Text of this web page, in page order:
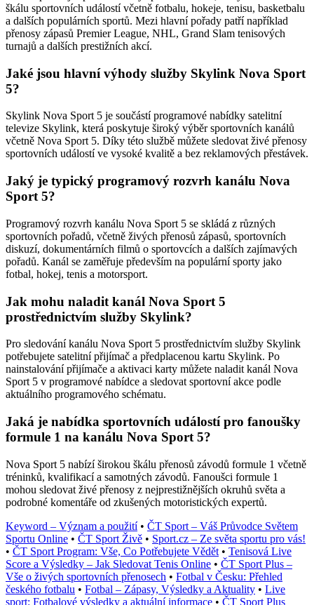
škálu sportovních událostí včetně fotbalu, hokeje, tenisu, basketbalu
a dalších populárních sportů. Mezi hlavní pořady patří například
přenosy zápasů Premier League, NHL, Grand Slam tenisových
turnajů a dalších prestižních akcí.
Jaké jsou hlavní výhody služby Skylink Nova Sport
5?
Skylink Nova Sport 5 je součástí programové nabídky satelitní
televize Skylink, která poskytuje široký výběr sportovních kanálů
včetně Nova Sport 5. Díky této službě můžete sledovat živé přenosy
sportovních událostí ve vysoké kvalitě a bez reklamových přestávek.
Jaký je typický programový rozvrh kanálu Nova
Sport 5?
Programový rozvrh kanálu Nova Sport 5 se skládá z různých
sportovních pořadů, včetně živých přenosů zápasů, sportovních
diskuzí, dokumentárních filmů o sportovcích a dalších zajímavých
pořadů. Kanál se zaměřuje především na populární sporty jako
fotbal, hokej, tenis a motorsport.
Jak mohu naladit kanál Nova Sport 5
prostřednictvím služby Skylink?
Pro sledování kanálu Nova Sport 5 prostřednictvím služby Skylink
potřebujete satelitní přijímač a předplacenou kartu Skylink. Po
nainstalování přijímače a aktivaci karty můžete naladit kanál Nova
Sport 5 v programové nabídce a sledovat sportovní akce podle
aktuálního programového schématu.
Jaká je nabídka sportovních událostí pro fanoušky
formule 1 na kanálu Nova Sport 5?
Nova Sport 5 nabízí širokou škálu přenosů závodů formule 1 včetně
tréninků, kvalifikací a samotných závodů. Fanoušci formule 1
mohou sledovat živé přenosy z nejprestižnějších okruhů světa a
podrobné komentáře od zkušených motoristických expertů.
Keyword – Význam a použití• ČT Sport – Váš Průvodce Světem
Sportu Online • ČT Sport Živě • Sport.cz – Ze světa sportu pro vás!
• ČT Sport Program: Vše, Co Potřebujete Vědět • Tenisová Live
Score a Výsledky – Jak Sledovat Tenis Online • ČT Sport Plus –
Vše o živých sportovních přenosech • Fotbal v Česku: Přehled
českého fotbalu • Fotbal – Zápasy, Výsledky a Aktuality • Live
sport: Fotbalové výsledky a aktuální informace • ČT Sport Plus